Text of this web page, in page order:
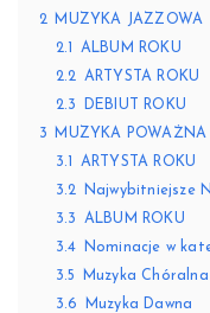
2
MUZYKA JAZZOWA
2.1
ALBUM ROKU
2.2 ARTYSTA ROKU
2.3
DEBIUT ROKU
3
MUZYKA POWAŻNA
3.1
ARTYSTA ROKU
3.2
Najwybitniejsze
3.3
ALBUM ROKU
3.4
Nominacje w
3.5
Muzyka
3.6
Muzyka Dawna